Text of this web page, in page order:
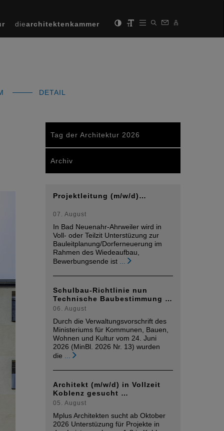
diearchitektenkammer
DETAIL
Tag der Architektur 2026
Archiv
Projektleitung (m/w/d)…
07. August
In Bad Neuenahr-Ahrweiler wird in
Voll- oder Teilzit Unterstüzung zur
Bauleitplanung/Dorferneuerung im
Rahmen des Wiedeaufbau,
Bewerbungsende ist
Schulbau-Richtlinie nun
Technische Baubestimmung …
06. August
Durch die Verwaltungsvorschrift des
Ministeriums für Kommunen, Bauen,
Wohnen und Kultur vom 24. Juni
2026 (MinBl. 2026 Nr. 13) wurden
die
Architekt (m/w/d) in Vollzeit
Koblenz gesucht …
05. August
Mplus Architekten sucht ab Oktober
2026 Unterstüzung für Projekte in